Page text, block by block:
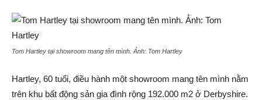
Tom Hartley tại showroom mang tên mình. Ảnh: Tom Hartley
Hartley, 60 tuổi, điều hành một showroom mang tên mình nằm
trên khu bất động sản gia đình rộng 192.000 m2 ở Derbyshire.